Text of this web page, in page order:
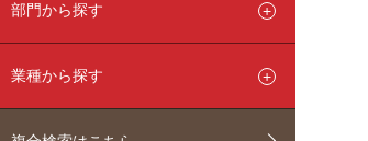
部門から探す
業種から探す